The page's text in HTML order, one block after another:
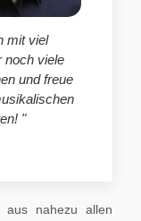
mit viel
noch viele
und freue
"
aus nahezu allen